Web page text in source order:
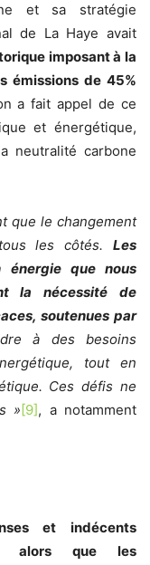
et sa stratégie
de La Haye avait
imposant à la
émissions de 45%
a fait appel de ce
et énergétique,
neutralité carbone
que le changement
les côtés. Les
énergie que nous
la nécessité de
soutenues par
à des besoins
tout en
Ces défis ne
» [9], a notamment
et indécents
alors que les